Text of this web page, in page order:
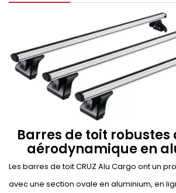
Barres de toit
aérodynamique en
Les barres de toit CRUZ Alu Cargo ont un
avec une section ovale en aluminium, en